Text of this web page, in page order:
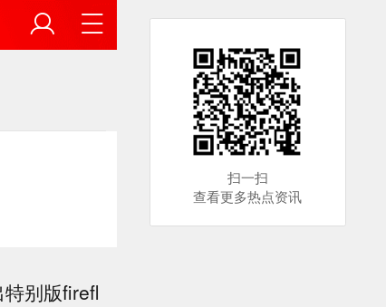
别版firefl
扫一扫
查看更多热点资讯